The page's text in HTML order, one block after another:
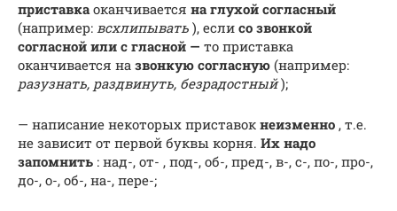
приставкаоканчивается на глухой согласный
(например: всхлипывать ), если со звонкой
согласной или с гласной — то приставка
оканчивается на звонкую согласную (например:
разузнать, раздвинуть, безрадостный);
— написание некоторых приставок неизменно , т.е.
не зависит от первой буквы корня. Их надо
запомнить : над-, от- , под-, об-, пред-, в-, с-, по-, про-,
до-, о-, об-, на-, пере-;